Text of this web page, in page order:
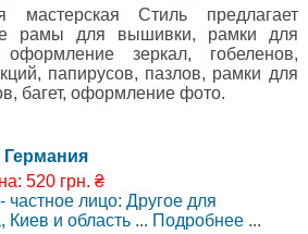
мастерская Стиль предлагает
рамы для вышивки, рамки для
оформление зеркал, гобеленов,
папирусов, пазлов, рамки для
багет, оформление фото.
Германия
520 грн. ₴
лицо: Другое для
Киев и область ... Подробнее ...